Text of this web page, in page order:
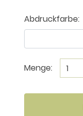
Abdruckfarbe:
Menge: